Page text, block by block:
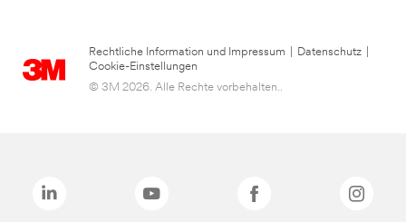
Rechtliche Information und Impressum Datenschutz
Cookie-Einstellungen
© 3M 2026. Alle Rechte vorbehalten..